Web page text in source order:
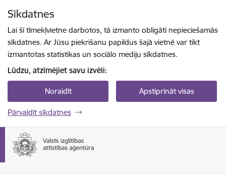
Sīkdatnes
Lai šī tīmekļvietne darbotos, tā izmanto obligāti nepieciešamās
sīkdatnes. Ar Jūsu piekrišanu papildus šajā vietnē var tikt
izmantotas statistikas un sociālo mediju sīkdatnes.
Lūdzu, atzīmējiet savu izvēli:
Noraidīt Apstiprināt visas
Pārvaldīt sīkdatnes